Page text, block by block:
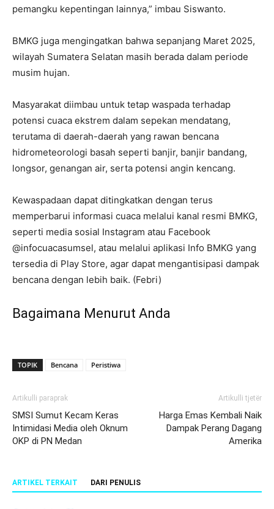
pemangku kepentingan lainnya,” imbau Siswanto.
BMKG juga mengingatkan bahwa sepanjang Maret 2025,
wilayah Sumatera Selatan masih berada dalam periode
musim hujan.
Masyarakat diimbau untuk tetap waspada terhadap
potensi cuaca ekstrem dalam sepekan mendatang,
terutama di daerah-daerah yang rawan bencana
hidrometeorologi basah seperti banjir, banjir bandang,
longsor, genangan air, serta potensi angin kencang.
Kewaspadaan dapat ditingkatkan dengan terus
memperbarui informasi cuaca melalui kanal resmi BMKG,
seperti media sosial Instagram atau Facebook
@infocuacasumsel, atau melalui aplikasi Info BMKG yang
tersedia di Play Store, agar dapat mengantisipasi dampak
bencana dengan lebih baik. (Febri)
Bagaimana Menurut Anda
TOPIK Bencana Peristiwa
Artikulli paraprak
SMSI Sumut Kecam Keras
Intimidasi Media oleh Oknum
OKP di PN Medan
Artikulli tjetër
Harga Emas Kembali Naik
Dampak Perang Dagang
Amerika
ARTIKEL TERKAIT DARI PENULIS